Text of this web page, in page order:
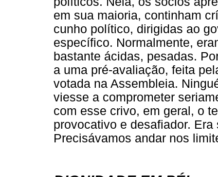
em sua maioria, continham
cunho político, dirigidas ao
específico. Normalmente,
bastante ácidas, pesadas.
a uma pré-avaliação, feita
votada na Assembleia.
viesse a comprometer
com esse crivo, em geral, o
provocativo e desafiador.
Precisávamos andar nos